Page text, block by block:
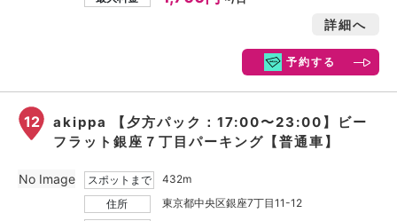
詳細へ
予約する
12
akippa 【夕方パック：17:00〜23:00】ビー
フラット銀座７丁目パーキング【普通車】
スポットまで
432m
住所
東京都中央区銀座7丁目11-12
No Image